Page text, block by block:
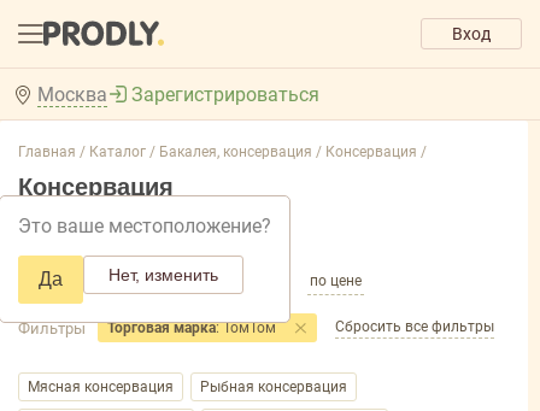
Вход
Москва
Это ваше местоположение?
Да Нет, изменить
Зарегистрироваться
Главная / Каталог / Бакалея, консервация / Консервация /
Консервация
Добавить фильтр товаров
по популярности по названию по цене
Фильтры Торговая марка: ТомТом Сбросить все фильтры
Мясная консервация Рыбная консервация